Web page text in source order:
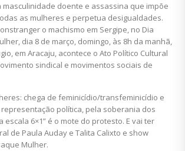
masculinidade doente e assassina que impõe
as mulheres e perpetua desigualdades.
o machismo em Sergipe, no Dia
dia 8 de março, domingo, às 8h da manhã,
em Aracaju, acontece o Ato Político Cultural
sindical e movimentos sociais de
chega de feminicídio/transfeminicídio e
representação política, pela soberania dos
escala 6×1” é o mote do protesto. E vai ter
de Paula Auday e Talita Calixto e show
Mulher.